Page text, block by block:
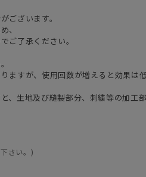
ございます。
、
ご了承ください。
ますが、使用回数が増えると効果は
、生地及び縫製部分、刺繍等の加工
さい。)